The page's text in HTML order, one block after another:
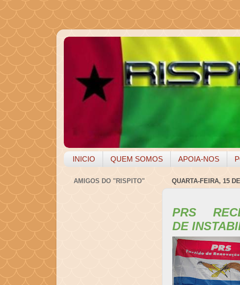
INICIO QUEM SOMOS APOIA-NOS
QUARTA-FEIRA, 15
PRS
DE
AMIGOS DO "RISPITO"